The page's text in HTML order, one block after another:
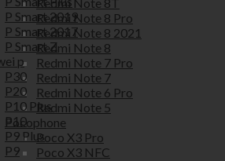
Redmi Note 8 Pro
Redmi Note 8 2021
Redmi Note 8
Redmi Note 7 Pro
Redmi Note 7
Redmi Note 6 Pro
Redmi Note 5
Pocophone
Poco X3 Pro
Poco X3 NFC
P Smart 2019
P Smart 2017
P Smart Z
p
P30
P20
P10 Plus
P10
P9 Plus
P9